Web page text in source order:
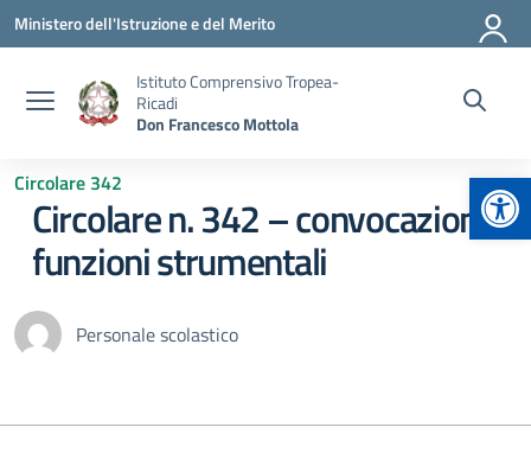
Vai ai contenuti
Vai al menu di navigazione
Vai al footer
Ministero dell'Istruzione e del Merito
Istituto Comprensivo Tropea-
Ricadi
Don Francesco Mottola
Circolare 342
Circolare n. 342 – convocazione
funzioni strumentali
Personale scolastico